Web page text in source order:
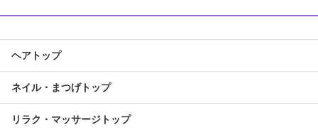
ヘアトップ
ネイル・まつげトップ
リラク・マッサージトップ